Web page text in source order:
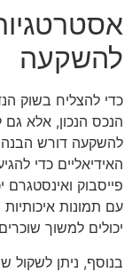
להשקעה
כדי להצליח בשוק
הנכס הנכון, אלא
להשקעה דורש
האידיאליים כדי
פייסבוק ואינסטגרם
עם תמונות
יכולים למשוך
בנוסף, ניתן לשקול